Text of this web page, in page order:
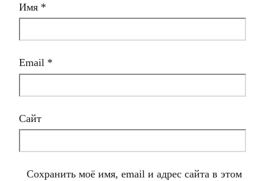
Имя *
Email *
Сайт
Сохранить моё имя, email и адрес сайта в этом